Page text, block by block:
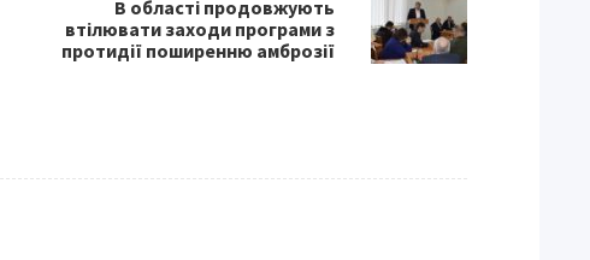
В області продовжують
втілювати заходи програми з
протидії поширенню амброзії